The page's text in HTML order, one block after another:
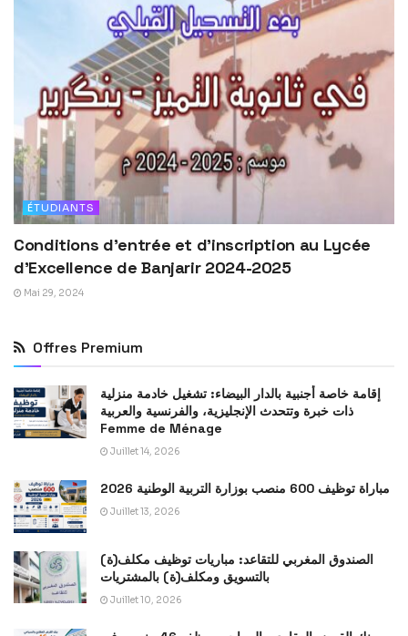
ÉTUDIANTS
Conditions d’entrée et d’inscription au Lycée
d’Excellence de Banjarir 2024-2025
Mai 29, 2024
Offres Premium
إقامة خاصة أجنبية بالدار البيضاء: تشغيل خادمة منزلية
ذات خبرة وتتحدث الإنجليزية، والفرنسية والعربية
Femme de Ménage
Juillet 14, 2026
مباراة توظيف 600 منصب بوزارة التربية الوطنية 2026
Juillet 13, 2026
الصندوق المغربي للتقاعد: مباريات توظيف مكلف(ة)
بالتسويق ومكلف(ة) بالمشتريات
Juillet 10, 2026